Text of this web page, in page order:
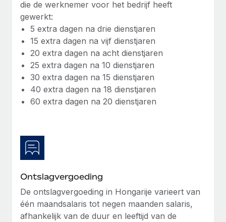
Meer informatie
die de werknemer voor het bedrijf heeft
gewerkt:
5 extra dagen na drie dienstjaren
15 extra dagen na vijf dienstjaren
20 extra dagen na acht dienstjaren
25 extra dagen na 10 dienstjaren
30 extra dagen na 15 dienstjaren
40 extra dagen na 18 dienstjaren
60 extra dagen na 20 dienstjaren
Ontslagvergoeding
De ontslagvergoeding in Hongarije varieert van
één maandsalaris tot negen maanden salaris,
afhankelijk van de duur en leeftijd van de